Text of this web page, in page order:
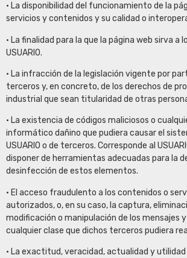
• La disponibilidad del funcionamiento de la
servicios y contenidos y su calidad o
• La finalidad para la que la página web sirva a
USUARIO.
• La infracción de la legislación vigente por
terceros y, en concreto, de los derechos de
industrial que sean titularidad de otras
• La existencia de códigos maliciosos o
informático dañino que pudiera causar el
USUARIO o de terceros. Corresponde al
disponer de herramientas adecuadas para la
desinfección de estos elementos.
• El acceso fraudulento a los contenidos o
autorizados, o, en su caso, la captura,
modificación o manipulación de los mensajes
cualquier clase que dichos terceros pudiera
• La exactitud, veracidad, actualidad y